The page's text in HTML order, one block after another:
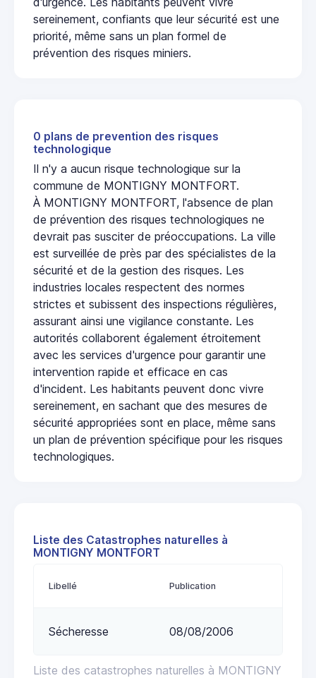
sereinement, confiants que leur sécurité est une
priorité, même sans un plan formel de
prévention des risques miniers.
0 plans de prevention des risques
technologique
Il n'y a aucun risque technologique sur la
commune de MONTIGNY MONTFORT.
À MONTIGNY MONTFORT, l'absence de plan
de prévention des risques technologiques ne
devrait pas susciter de préoccupations. La ville
est surveillée de près par des spécialistes de la
sécurité et de la gestion des risques. Les
industries locales respectent des normes
strictes et subissent des inspections régulières,
assurant ainsi une vigilance constante. Les
autorités collaborent également étroitement
avec les services d'urgence pour garantir une
intervention rapide et efficace en cas
d'incident. Les habitants peuvent donc vivre
sereinement, en sachant que des mesures de
sécurité appropriées sont en place, même sans
un plan de prévention spécifique pour les risques
technologiques.
Liste des Catastrophes naturelles à
MONTIGNY MONTFORT
Liste des catastrophes naturelles à MONTIGNY
Libellé Publication
Sécheresse 08/08/2006